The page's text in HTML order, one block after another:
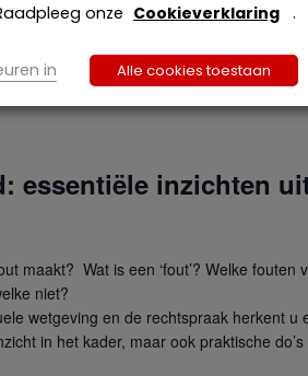
essentiële inzichten
maakt? Wat is een ‘fout’? Welke fouten
niet?
wetgeving en de rechtspraak herkent u
in het kader, maar ook praktische
onze Cookieverklaring .
in Alle cookies toestaan